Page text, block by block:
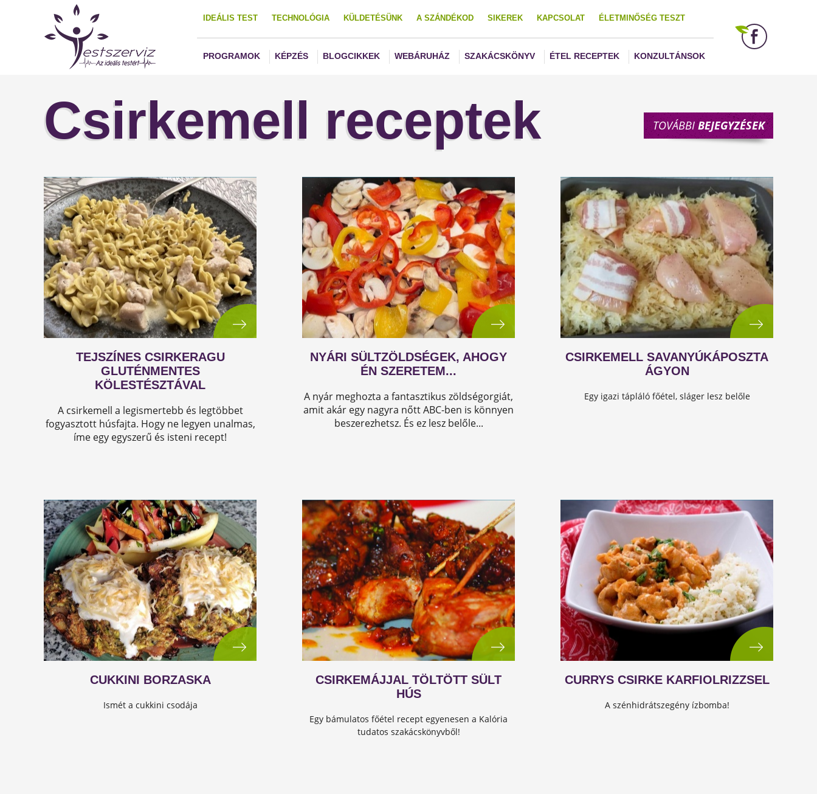
IDEÁLIS TEST TECHNOLÓGIA KÜLDETÉSÜNK A SZÁNDÉKOD SIKEREK KAPCSOLAT ÉLETMINŐSÉG TESZT
PROGRAMOK KÉPZÉS BLOGCIKKEK WEBÁRUHÁZ SZAKÁCSKÖNYV ÉTEL RECEPTEK KONZULTÁNSOK
Csirkemell receptek TOVÁBBIBEJEGYZÉSEK
TEJSZÍNES CSIRKERAGU
GLUTÉNMENTES
KÖLESTÉSZTÁVAL
A csirkemell a legismertebb és legtöbbet
fogyasztott húsfajta. Hogy ne legyen unalmas,
íme egy egyszerű és isteni recept!
NYÁRI SÜLTZÖLDSÉGEK, AHOGY
ÉN SZERETEM...
A nyár meghozta a fantasztikus zöldségorgiát,
amit akár egy nagyra nőtt ABC-ben is könnyen
beszerezhetsz. És ez lesz belőle...
CSIRKEMELL SAVANYÚKÁPOSZTA
ÁGYON
Egy igazi tápláló főétel, sláger lesz belőle
CUKKINI BORZASKA
Ismét a cukkini csodája
CSIRKEMÁJJAL TÖLTÖTT SÜLT
HÚS
Egy bámulatos főétel recept egyenesen a Kalória
tudatos szakácskönyvből!
CURRYS CSIRKE KARFIOLRIZZSEL
A szénhidrátszegény ízbomba!